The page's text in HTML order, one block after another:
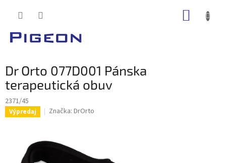
Dr Orto 077D001 Pánska
terapeutická obuv
2371/45
Výpredaj Značka: DrOrto